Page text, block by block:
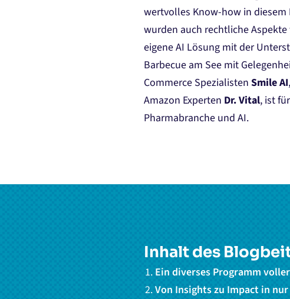
wertvolles Know-how in diesem
wurden auch rechtliche
eigene AI Lösung mit der
Barbecue am See mit
Commerce Spezialisten Smile AI
Amazon Experten Dr. Vital, ist
Pharmabranche und AI.
Inhalt des
Ein diverses Programm
Von Insights zu Impact in